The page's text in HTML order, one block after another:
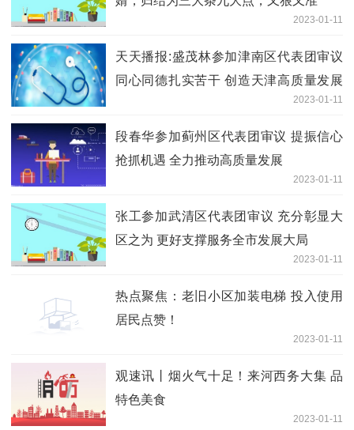
2023-01-11
天天播报:盛茂林参加津南区代表团审议
同心同德扎实苦干 创造天津高质量发展
2023-01-11
段春华参加蓟州区代表团审议 提振信心
抢抓机遇 全力推动高质量发展
2023-01-11
张工参加武清区代表团审议 充分彰显大
区之为 更好支撑服务全市发展大局
2023-01-11
热点聚焦：老旧小区加装电梯 投入使用
居民点赞！
2023-01-11
观速讯丨烟火气十足！来河西务大集 品
特色美食
2023-01-11